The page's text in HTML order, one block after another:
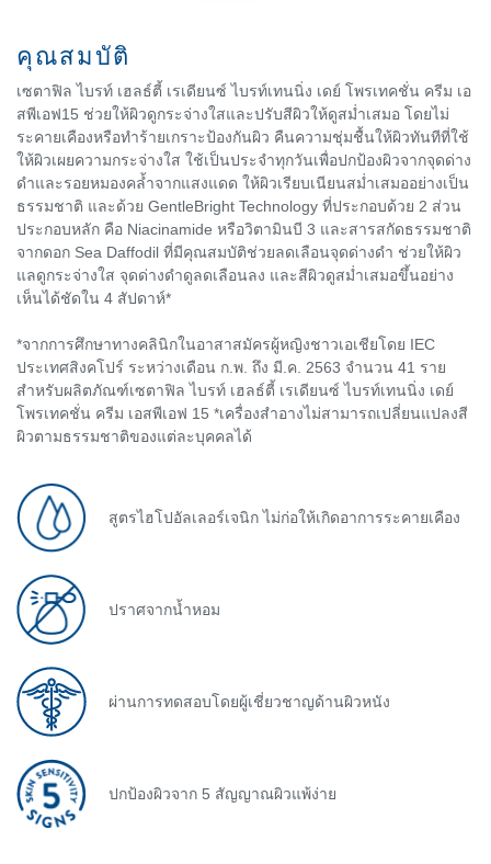
คุณสมบัติ
เซตาฟิล ไบรท์ เฮลธ์ตี้ เรเดียนซ์ ไบรท์เทนนิ่ง เดย์ โพรเทคชั่น ครีม เอ
สพีเอฟ15 ช่วยให้ผิวดูกระจ่างใสและปรับสีผิวให้ดูสม่ำเสมอ โดยไม่
ระคายเคืองหรือทำร้ายเกราะป้องกันผิว คืนความชุ่มชื้นให้ผิวทันทีที่ใช้
ให้ผิวเผยความกระจ่างใส ใช้เป็นประจำทุกวันเพื่อปกป้องผิวจากจุดด่าง
ดำและรอยหมองคล้ำจากแสงแดด ให้ผิวเรียบเนียนสม่ำเสมออย่างเป็น
ธรรมชาติ และด้วย GentleBright Technology ที่ประกอบด้วย 2 ส่วน
ประกอบหลัก คือ Niacinamide หรือวิตามินบี 3 และสารสกัดธรรมชาติ
จากดอก Sea Daffodil ที่มีคุณสมบัติช่วยลดเลือนจุดด่างดำ ช่วยให้ผิว
แลดูกระจ่างใส จุดด่างดำดูลดเลือนลง และสีผิวดูสม่ำเสมอขึ้นอย่าง
เห็นได้ชัดใน 4 สัปดาห์*
*จากการศึกษาทางคลินิกในอาสาสมัครผู้หญิงชาวเอเชียโดย IEC
ประเทศสิงคโปร์ ระหว่างเดือน ก.พ. ถึง มี.ค. 2563 จำนวน 41 ราย
สำหรับผลิตภัณฑ์เซตาฟิล ไบรท์ เฮลธ์ตี้ เรเดียนซ์ ไบรท์เทนนิ่ง เดย์
โพรเทคชั่น ครีม เอสพีเอฟ 15 *เครื่องสำอางไม่สามารถเปลี่ยนแปลงสี
ผิวตามธรรมชาติของแต่ละบุคคลได้
สูตรไฮโปอัลเลอร์เจนิก ไม่ก่อให้เกิดอาการระคายเคือง
ปราศจากน้ำหอม
ผ่านการทดสอบโดยผู้เชี่ยวชาญด้านผิวหนัง
ปกป้องผิวจาก 5 สัญญาณผิวแพ้ง่าย